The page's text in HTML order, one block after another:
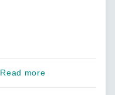
Read more